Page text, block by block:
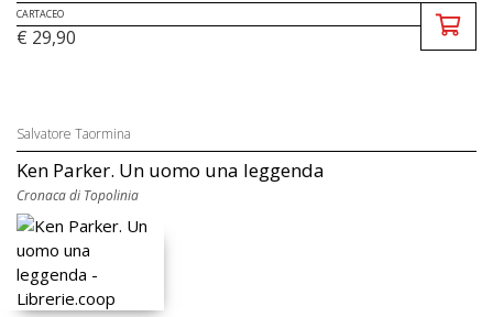
CARTACEO
€ 29,90
Salvatore Taormina
Ken Parker. Un uomo una leggenda
Cronaca di Topolinia